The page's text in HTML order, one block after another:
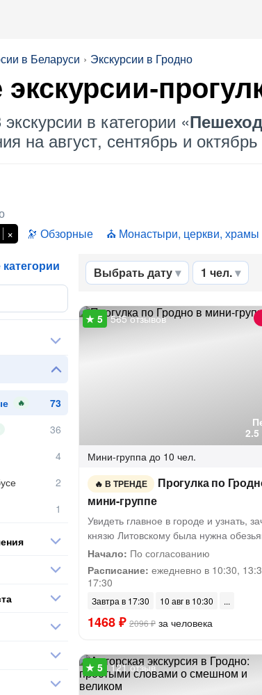
в Беларуси Экскурсии в Гродно
в категории «
на август, сентябрь и октябрь
Обзорные Монастыри, церкви, храмы
Выбрать дату 1 чел.
2.5
565 отзывов
Мини-группа до 10 чел.
В ТРЕНДЕ
Прогулка по
мини-группе
Увидеть главное в городе и узнать,
князю Литовскому была нужна
Начало: По согласованию
Расписание: ежедневно в 10:30,
17:30
Завтра в 17:30 10 авг в 10:30
1468 ₽ 2096 ₽ за человека
121 отзыв
🔥